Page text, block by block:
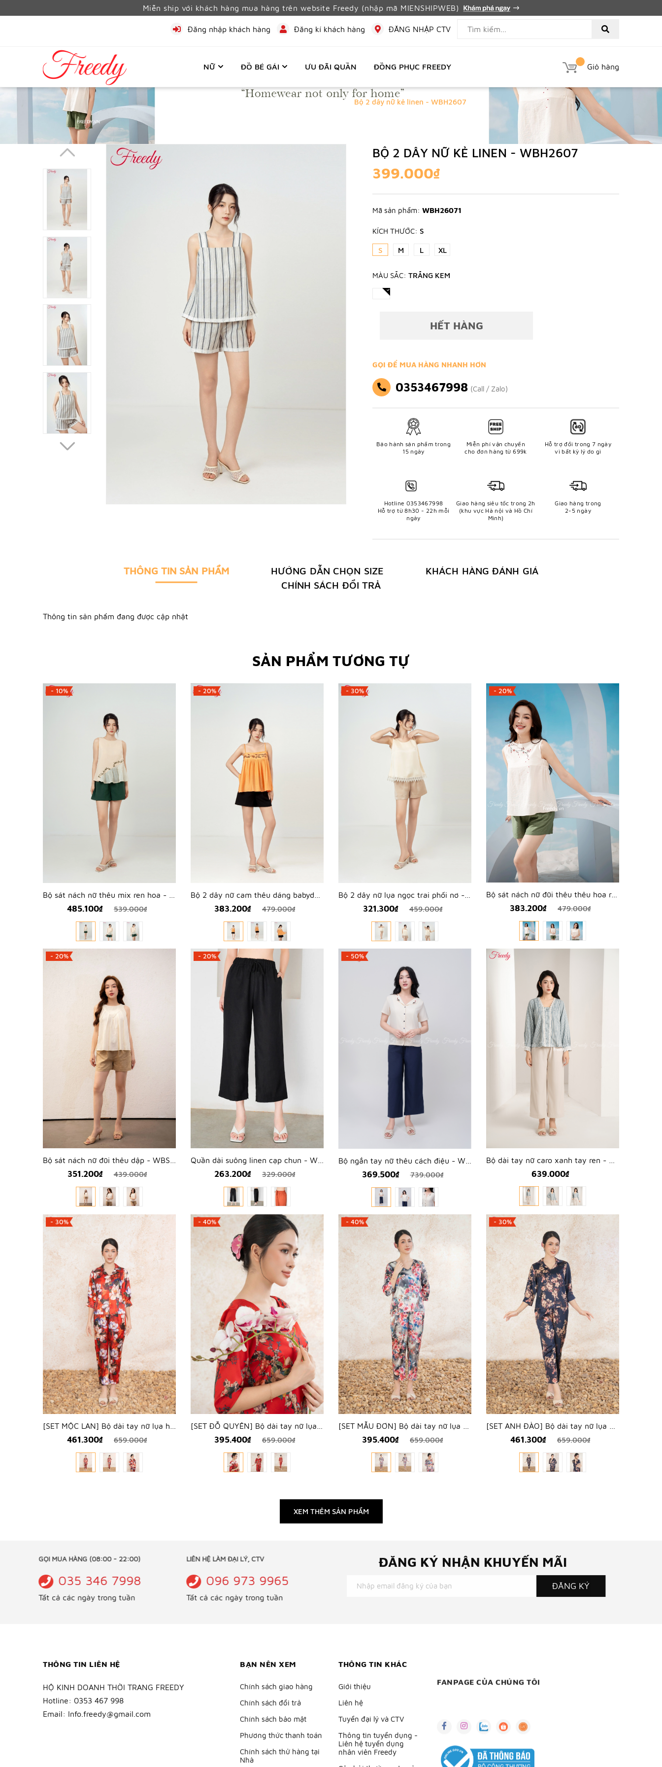
Miễn ship với khách hàng mua hàng trên website Freedy (nhập mã MIENSHIPWEB)
Đăng nhập khách hàng Đăng kí khách hàng ĐĂNG NHẬP CTV
NỮ ĐỒ BÉ GÁI ƯU ĐÃI QUẦN ĐỒNG PHỤC FREEDY Giỏ hàng
Bộ 2 dây nữ kẻ linen - WBH2607
BỘ 2 DÂY NỮ KẺ LINEN - WBH2607
399.000₫
Mã sản phẩm: WBH26071
KÍCH THƯỚC: S
S M L XL
MÀU SẮC: TRẮNG KEM
HẾT HÀNG
GỌI ĐỂ MUA HÀNG NHANH HƠN
0353467998 (Call / Zalo)
Bảo hành sản phẩm trong
15 ngày
Miễn phí vận chuyển
cho đơn hàng từ 699k
Hỗ trợ đổi trong 7 ngày
vì bất kỳ lý do gì
Hotline 0353467998
Hỗ trợ từ 8h30 - 22h mỗi
ngày
Giao hàng siêu tốc trong 2h
(khu vực Hà nội và Hồ Chí
Minh)
Giao hàng trong
2-5 ngày
THÔNG TIN SẢN PHẨM HƯỚNG DẪN CHỌN SIZE
KHÁCH HÀNG ĐÁNH GIÁ
CHÍNH SÁCH ĐỔI TRẢ
Thông tin sản phẩm đang được cập nhật
SẢN PHẨM TƯƠNG TỰ
- 10%
485.100₫ 539.000₫
- 20%
383.200₫ 479.000₫
- 30%
321.300₫ 459.000₫
- 20%
Bộ sát nách nữ đũi thêu thêu hoa rơi - WBS2315
383.200₫ 479.000₫
- 20%
351.200₫ 439.000₫
- 20%
263.200₫ 329.000₫
- 50%
369.500₫ 739.000₫ 639.000₫
- 30%
461.300₫ 659.000₫
- 40%
395.400₫ 659.000₫
- 40%
395.400₫ 659.000₫
- 30%
461.300₫ 659.000₫
XEM THÊM SẢN PHẨM
GỌI MUA HÀNG (08:00 - 22:00)
035 346 7998
Tất cả các ngày trong tuần
LIÊN HỆ LÀM ĐẠI LÝ, CTV
096 973 9965
Tất cả các ngày trong tuần
ĐĂNG KÝ NHẬN KHUYẾN MÃI
ĐĂNG KÝ
HỘ KINH DOANH THỜI TRANG FREEDY
Hotline:
Nhà
Liên hệ tuyển dụng
nhân viên Freedy